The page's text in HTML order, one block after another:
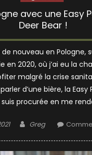
avec une Easy
Deer Bear !
nouveau en Pologne,
en 2020, où j’ai eu la
malgré la crise
d’une bière, la Easy
suis procurée en me
Author
Greg